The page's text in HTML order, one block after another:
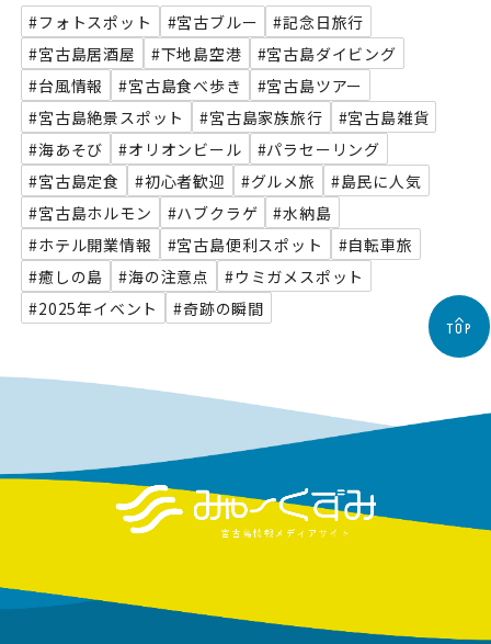
#フォトスポット #宮古ブルー
#記念日旅行
#宮古島居酒屋
#下地島空港
#宮古島ダイビング
#台風情報
#宮古島食べ歩き
#宮古島ツアー
#宮古島絶景スポット
#宮古島家族旅行
#宮古島雑貨
#海あそび
#オリオンビール
#パラセーリング
#宮古島定食
#初心者歓迎 #グルメ旅
#島民に人気
#宮古島ホルモン
#ハブクラゲ
#水納島
#ホテル開業情報
#宮古島便利スポット
#自転車旅
#癒しの島
#海の注意点
#ウミガメスポット
#2025年イベント
#奇跡の瞬間
TOP